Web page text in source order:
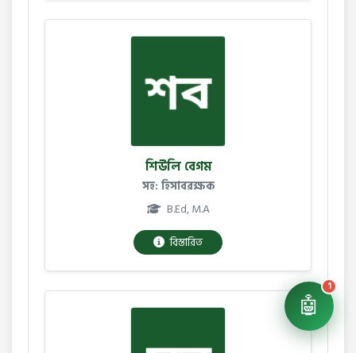
শিউলি বেগম
সহ: হিসাবরক্ষক
B.Ed, M.A
বিস্তারিত
🤖
1